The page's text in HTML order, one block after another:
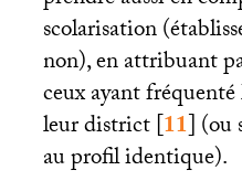
scolarisation
non), en attribuant
ceux ayant
leur district[11](ou
au profil identique).